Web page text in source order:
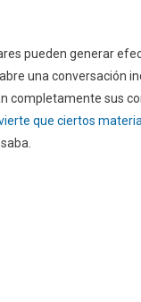
pueden generar
una conversación
completamente sus
que ciertos